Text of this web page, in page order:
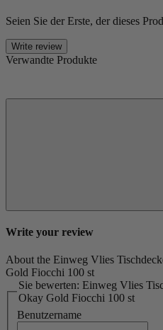
Seien Sie der Erste, der dieses
Write review
Verwandte Produkte
Write your review
About the Einweg Vlies
Gold Fiocchi 100 st
Sie bewerten: Einweg Vlies Tischdecke 100x100 aus Airlaid
Okay Gold Fiocchi 100 st
Benutzername